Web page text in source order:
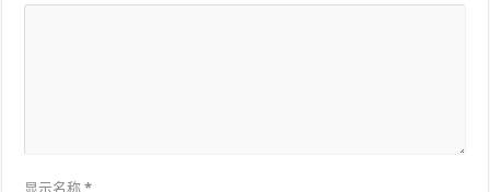
显示名称*